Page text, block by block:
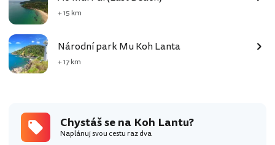
+ 15 km
Národní park Mu Koh Lanta
+ 17 km
Chystáš se na Koh Lantu?
Naplánuj svou cestu raz dva